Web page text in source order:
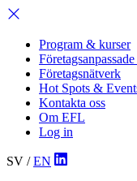
Program & kurser
Företagsnätverk
Hot Spots &
Kontakta oss
Om EFL
Log in
SV /EN